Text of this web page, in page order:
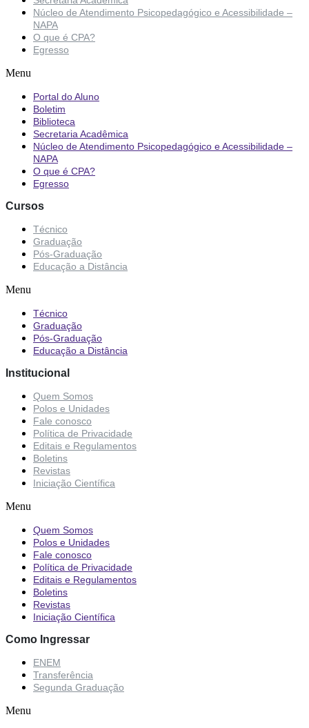
Núcleo de Atendimento Psicopedagógico e Acessibilidade –
NAPA
O que é CPA?
Egresso
Menu
Portal do Aluno
Boletim
Biblioteca
Secretaria Acadêmica
Núcleo de Atendimento Psicopedagógico e Acessibilidade –
NAPA
O que é CPA?
Egresso
Cursos
Técnico
Graduação
Pós-Graduação
Educação a Distância
Menu
Técnico
Graduação
Pós-Graduação
Educação a Distância
Institucional
Quem Somos
Polos e Unidades
Fale conosco
Política de Privacidade
Editais e Regulamentos
Boletins
Revistas
Iniciação Científica
Menu
Quem Somos
Polos e Unidades
Fale conosco
Política de Privacidade
Editais e Regulamentos
Boletins
Revistas
Iniciação Científica
Como Ingressar
ENEM
Transferência
Segunda Graduação
Menu